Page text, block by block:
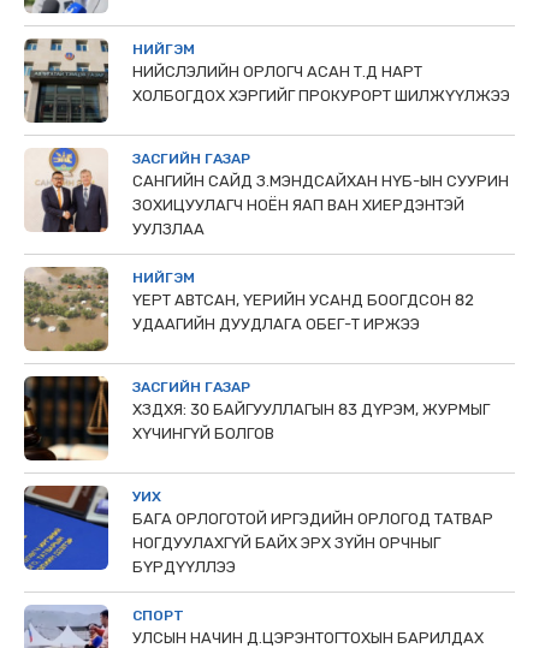
НИЙГЭМ
НИЙСЛЭЛИЙН ОРЛОГЧ АСАН Т.Д НАРТ
ХОЛБОГДОХ ХЭРГИЙГ ПРОКУРОРТ ШИЛЖҮҮЛЖЭЭ
ЗАСГИЙН ГАЗАР
САНГИЙН САЙД З.МЭНДСАЙХАН НҮБ-ЫН СУУРИН
ЗОХИЦУУЛАГЧ НОЁН ЯАП ВАН ХИЕРДЭНТЭЙ
УУЛЗЛАА
НИЙГЭМ
ҮЕРТ АВТСАН, ҮЕРИЙН УСАНД БООГДСОН 82
УДААГИЙН ДУУДЛАГА ОБЕГ-Т ИРЖЭЭ
ЗАСГИЙН ГАЗАР
ХЗДХЯ: 30 БАЙГУУЛЛАГЫН 83 ДҮРЭМ, ЖУРМЫГ
ХҮЧИНГҮЙ БОЛГОВ
УИХ
БАГА ОРЛОГОТОЙ ИРГЭДИЙН ОРЛОГОД ТАТВАР
НОГДУУЛАХГҮЙ БАЙХ ЭРХ ЗҮЙН ОРЧНЫГ
БҮРДҮҮЛЛЭЭ
СПОРТ
УЛСЫН НАЧИН Д.ЦЭРЭНТОГТОХЫН БАРИЛДАХ